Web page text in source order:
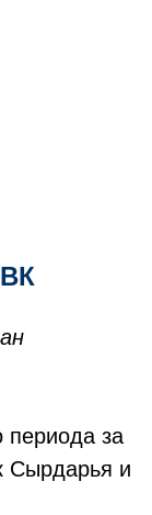
периода за
Сырдарья и